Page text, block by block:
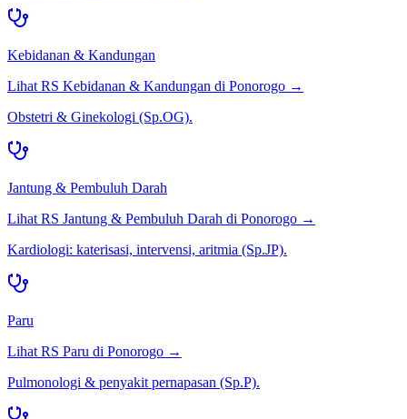
Kebidanan & Kandungan
Lihat RS Kebidanan & Kandungan di Ponorogo →
Obstetri & Ginekologi (Sp.OG).
Jantung & Pembuluh Darah
Lihat RS Jantung & Pembuluh Darah di Ponorogo →
Kardiologi: katerisasi, intervensi, aritmia (Sp.JP).
Paru
Lihat RS Paru di Ponorogo →
Pulmonologi & penyakit pernapasan (Sp.P).